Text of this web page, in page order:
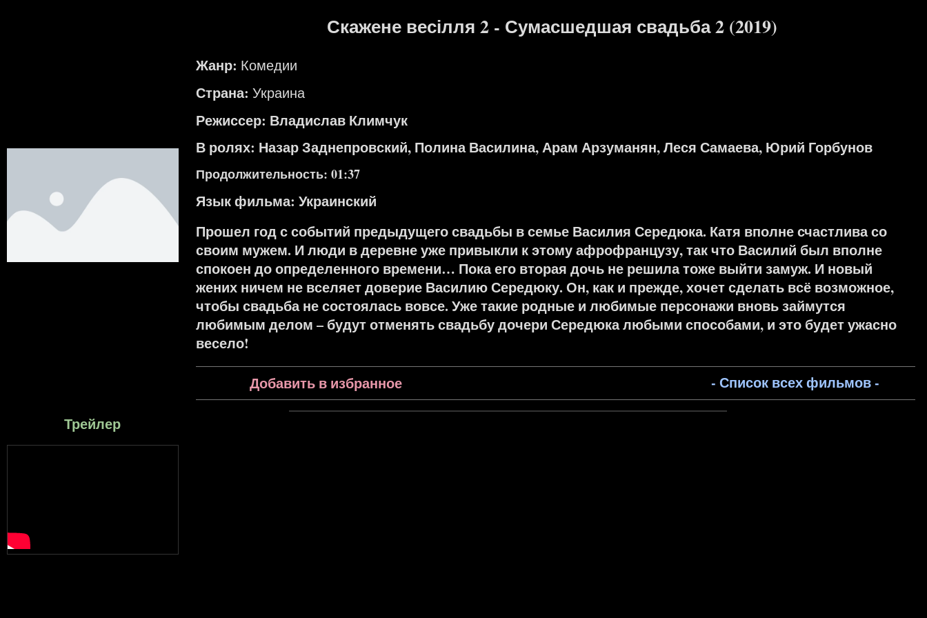
Скажене весілля 2 - Сумасшедшая свадьба 2 (2019)
Жанр: Комедии
Страна: Украина
Режиссер: Владислав Климчук
В ролях: Назар Заднепровский, Полина Василина, Арам Арзуманян, Леся Самаева, Юрий Горбунов
Продолжительность: 01:37
Язык фильма: Украинский
Прошел год с событий предыдущего свадьбы в семье Василия Середюка. Катя вполне счастлива со
своим мужем. И люди в деревне уже привыкли к этому афрофранцузу, так что Василий был вполне
спокоен до определенного времени… Пока его вторая дочь не решила тоже выйти замуж. И новый
жених ничем не вселяет доверие Василию Середюку. Он, как и прежде, хочет сделать всё возможное,
чтобы свадьба не состоялась вовсе. Уже такие родные и любимые персонажи вновь займутся
любимым делом – будут отменять свадьбу дочери Середюка любыми способами, и это будет ужасно
весело!
Добавить в избранное
- Список всех фильмов -
Трейлер